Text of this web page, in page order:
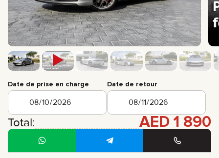
info@brook-drive.rent
+ 971 52 193 88 88
+ 7 925 283 88 88
Date de prise en charge Date de retour
Total: AED 1 890